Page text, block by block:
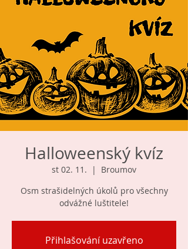
Halloweenský kvíz
st 02. 11.
  |
Broumov
Osm strašidelných úkolů pro všechny
odvážné luštitele!
Přihlašování uzavřeno